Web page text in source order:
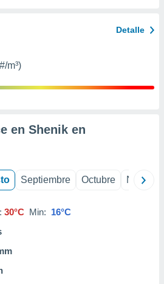
Detalle
m³)
en Shenik en
Septiembre Octubre
30°C Min: 16°C